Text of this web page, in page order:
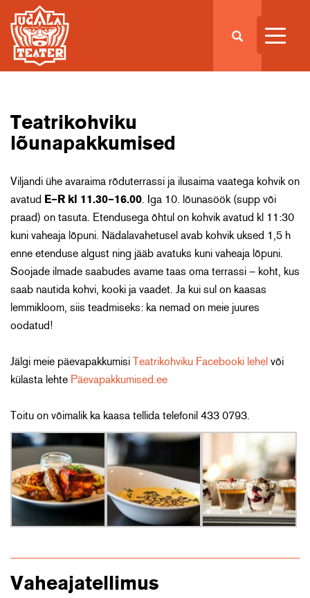
Teatrikohviku
lõunapakkumised
Viljandi ühe avaraima rõduterrassi ja ilusaima vaatega kohvik on
avatud
E–R kl 11.30–16.00 . Iga 10. lõunasöök (supp või
praad) on tasuta. Etendusega õhtul on kohvik avatud kl 11:30
kuni vaheaja lõpuni. Nädalavahetusel avab kohvik uksed 1,5 h
enne etenduse algust ning jääb avatuks kuni vaheaja lõpuni.
Soojade ilmade saabudes avame taas oma terrassi – koht, kus
saab nautida kohvi, kooki ja vaadet. Ja kui sul on kaasas
lemmikloom, siis teadmiseks: ka nemad on meie juures
oodatud!
Jälgi meie päevapakkumisi Teatrikohviku Facebooki lehel või
külasta lehte Päevapakkumised.ee
Toitu on võimalik ka kaasa tellida telefonil 433 0793.
Vaheajatellimus